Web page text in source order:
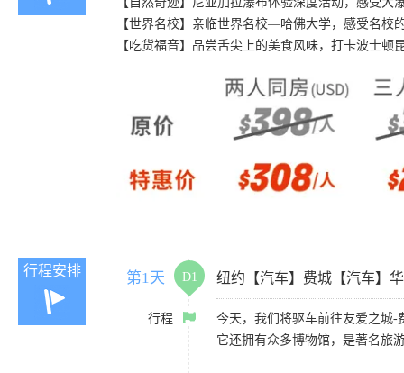
【世界名校】亲临世界名校—哈佛大学，感受名校
【吃货福音】品尝舌尖上的美食风味，打卡波士顿
行程安排 第1天 D1 纽约【汽车】费城【汽车】
行程
今天，我们将驱车前往友爱之城-
它还拥有众多博物馆，是著名旅